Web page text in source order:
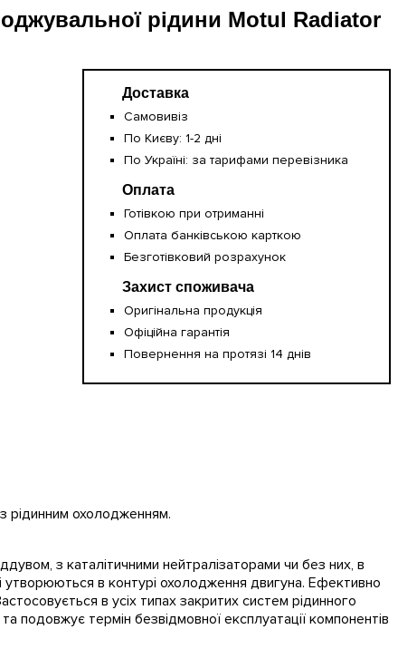
рідини Motul Radiator
Доставка
Самовивіз
По Києву: 1-2 дні
По Україні: за тарифами перевізника
Оплата
Готівкою при отриманні
Оплата банківською карткою
Безготівковий розрахунок
Захист споживача
Оригінальна продукція
Офіційна гарантія
Повернення на протязі 14 днів
рідинним охолодженням.
з каталітичними нейтралізаторами чи без них, в
утворюються в контурі охолодження двигуна. Ефективно
в усіх типах закритих систем рідинного
термін безвідмовної експлуатації компонентів